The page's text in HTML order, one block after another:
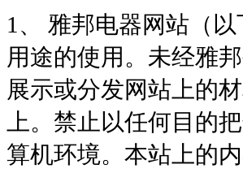
1、 雅邦电器网站（以
用途的使用。未经雅
展示或分发网站上的
上。禁止以任何目的
算机环境。本站上的